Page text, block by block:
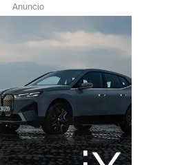
Anuncio